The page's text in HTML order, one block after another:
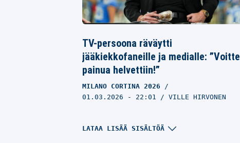
TV-persoona räväytti
jääkiekkofaneille ja medialle: ”Voitte
painua helvettiin!”
MILANO CORTINA 2026
01.03.2026 - 22:01 VILLE HIRVONEN
LATAA LISÄÄ SISÄLTÖÄ